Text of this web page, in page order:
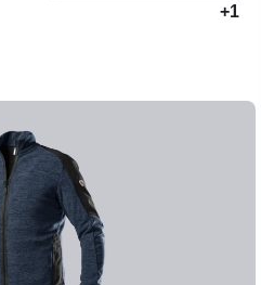
+1